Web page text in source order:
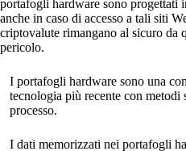
portafogli hardware sono progettati
anche in caso di accesso a tali siti
criptovalute rimangano al sicuro da
pericolo.
I portafogli hardware sono una
tecnologia più recente con metodi
processo.
I dati memorizzati nei portafogli